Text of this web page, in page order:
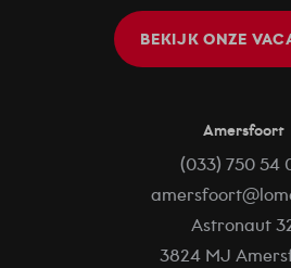
BEKIJK ONZE
Amersfoort
(033) 750 54
Astronaut
3824 MJ